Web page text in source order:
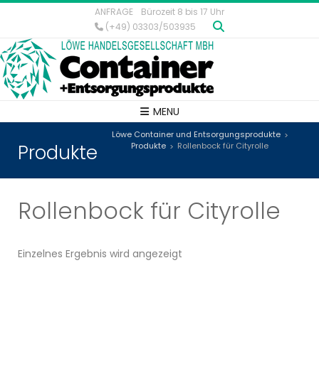
ANFRAGE
Bürozeit 8 bis 17 Uhr
(+49) 03303/503935
MENU
Produkte
Löwe Container und Entsorgungsprodukte >
Produkte > Rollenbock für Cityrolle
Rollenbock für Cityrolle
Einzelnes Ergebnis wird angezeigt